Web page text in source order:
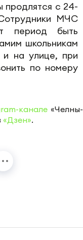
продлятся с 24-
МЧС
период быть
школьникам
и на улице, при
по номеру
канале «Челны-
«Дзен».